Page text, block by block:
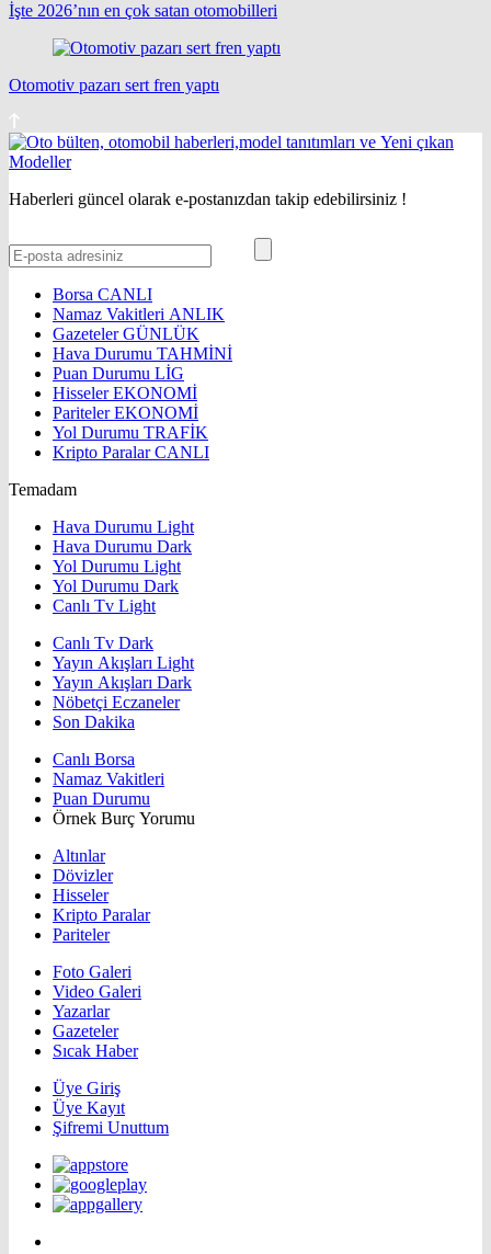
İşte 2026’nın en çok satan otomobilleri
Otomotiv pazarı sert fren yaptı
Haberleri güncel olarak e-postanızdan takip edebilirsiniz !
Borsa CANLI
Namaz Vakitleri ANLIK
GazetelerGÜNLÜK
Hava Durumu TAHMİNİ
Puan Durumu LİG
HisselerEKONOMİ
ParitelerEKONOMİ
Yol Durumu TRAFİK
Kripto ParalarCANLI
Temadam
Hava Durumu Light
Hava Durumu Dark
Yol Durumu Light
Yol Durumu Dark
Canlı Tv Light
Canlı Tv Dark
Yayın Akışları Light
Yayın Akışları Dark
Nöbetçi Eczaneler
Son Dakika
Canlı Borsa
Namaz Vakitleri
Puan Durumu
Örnek Burç Yorumu
Altınlar
Dövizler
Hisseler
Kripto Paralar
Pariteler
Foto Galeri
Video Galeri
Yazarlar
Gazeteler
Sıcak Haber
Üye Giriş
Üye Kayıt
Şifremi Unuttum